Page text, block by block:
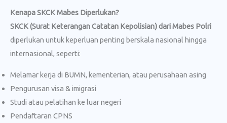
Kenapa SKCK Mabes Diperlukan?
SKCK (Surat Keterangan Catatan Kepolisian) dari Mabes Polri
diperlukan untuk keperluan penting berskala nasional hingga
internasional, seperti:
Melamar kerja di BUMN, kementerian, atau perusahaan asing
Pengurusan visa & imigrasi
Studi atau pelatihan ke luar negeri
Pendaftaran CPNS